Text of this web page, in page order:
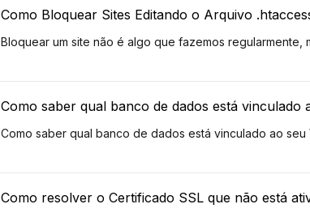
Como Bloquear Sites Editando o Arquivo
Bloquear um site não é algo que fazemos regularmente,
Como saber qual banco de dados está vinculado
Como saber qual banco de dados está vinculado ao
Como resolver o Certificado SSL que não está